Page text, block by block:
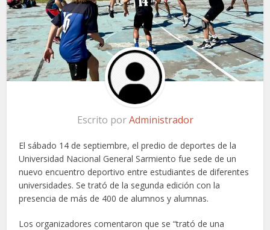
Escrito porAdministrador
El sábado 14 de septiembre, el predio de deportes de la
Universidad Nacional General Sarmiento fue sede de un
nuevo encuentro deportivo entre estudiantes de diferentes
universidades. Se trató de la segunda edición con la
presencia de más de 400 de alumnos y alumnas.
Los organizadores comentaron que se “trató de una